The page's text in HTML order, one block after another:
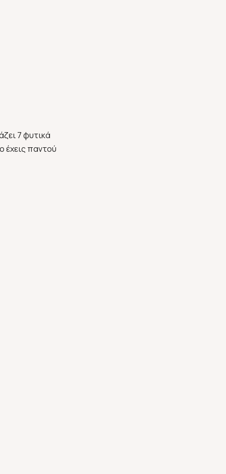
7 φυτικά
έχεις παντού